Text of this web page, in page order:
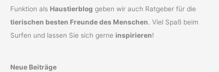
Funktion als Haustierblog geben wir auch Ratgeber für die
tierischen besten Freunde des Menschen. Viel Spaß beim
Surfen und lassen Sie sich gerne inspirieren!
Neue Beiträge